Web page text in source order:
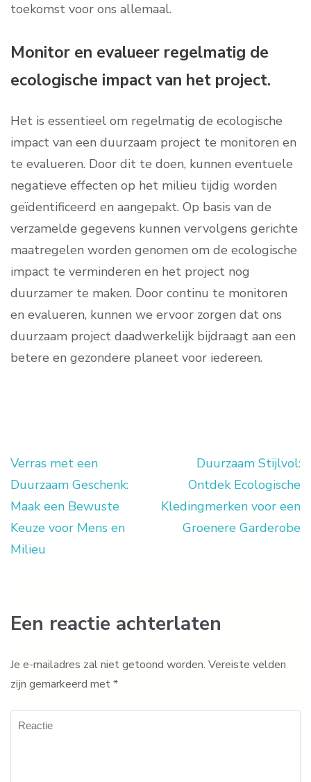
toekomst voor ons allemaal.
Monitor en evalueer regelmatig de
ecologische impact van het project.
Het is essentieel om regelmatig de ecologische
impact van een duurzaam project te monitoren en
te evalueren. Door dit te doen, kunnen eventuele
negatieve effecten op het milieu tijdig worden
geïdentificeerd en aangepakt. Op basis van de
verzamelde gegevens kunnen vervolgens gerichte
maatregelen worden genomen om de ecologische
impact te verminderen en het project nog
duurzamer te maken. Door continu te monitoren
en evalueren, kunnen we ervoor zorgen dat ons
duurzaam project daadwerkelijk bijdraagt aan een
betere en gezondere planeet voor iedereen.
Berichtnavigatie
Verras met een
Duurzaam Geschenk:
Maak een Bewuste
Keuze voor Mens en
Milieu
Duurzaam Stijlvol:
Ontdek Ecologische
Kledingmerken voor een
Groenere Garderobe
Een reactie achterlaten
Je e-mailadres zal niet getoond worden. Vereiste velden
zijn gemarkeerd met*
Reactie